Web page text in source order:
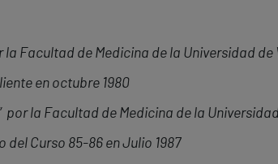
Facultad de Medicina de la Universidad de
en octubre 1980
por la Facultad de Medicina de la
Curso 85-86 en Julio 1987